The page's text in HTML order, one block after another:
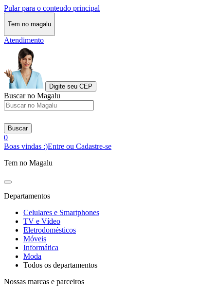
Pular para o conteudo principal
Tem no magalu
Atendimento
Digite seu CEP
Buscar no Magalu
Buscar
0
Boas vindas :)Entre ou Cadastre-se
Tem no Magalu
Departamentos
Celulares e Smartphones
TV e Vídeo
Eletrodomésticos
Móveis
Informática
Moda
Todos os departamentos
Nossas marcas e parceiros